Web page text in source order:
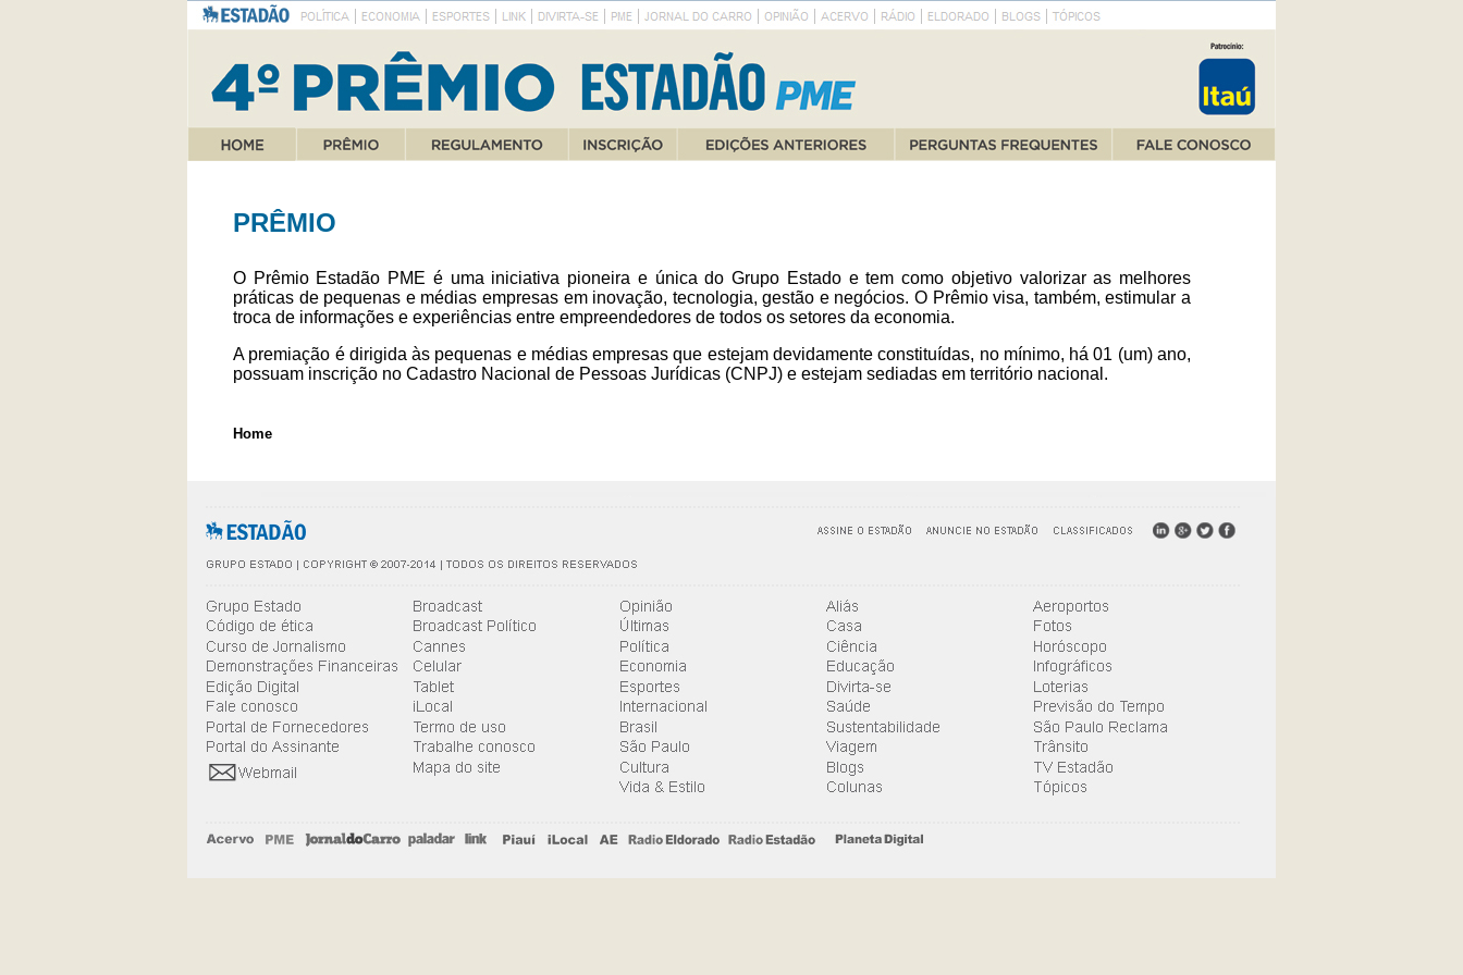
PRÊMIO
O Prêmio Estadão PME é uma iniciativa pioneira e única do Grupo Estado e tem como objetivo valorizar as melhores
práticas de pequenas e médias empresas em inovação, tecnologia, gestão e negócios. O Prêmio visa, também, estimular a
troca de informações e experiências entre empreendedores de todos os setores da economia.
A premiação é dirigida às pequenas e médias empresas que estejam devidamente constituídas, no mínimo, há 01 (um) ano,
possuam inscrição no Cadastro Nacional de Pessoas Jurídicas (CNPJ) e estejam sediadas em território nacional.
Home